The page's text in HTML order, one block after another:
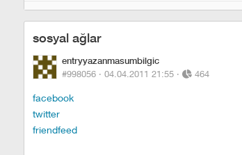
sosyal ağlar
entryyazanmasumbilgic
#998056 · 04.04.2011 21:55 · 464
facebook
twitter
friendfeed